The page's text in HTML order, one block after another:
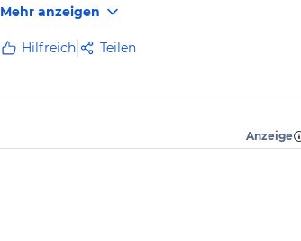
Mehr anzeigen
Hilfreich Teilen
Anzeige